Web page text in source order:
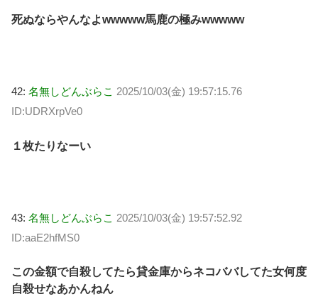
死ぬならやんなよwwwww馬鹿の極みwwwww
42: 名無しどんぶらこ 2025/10/03(金) 19:57:15.76
ID:UDRXrpVe0
１枚たりなーい
43: 名無しどんぶらこ 2025/10/03(金) 19:57:52.92
ID:aaE2hfMS0
この金額で自殺してたら貸金庫からネコババしてた女何度
自殺せなあかんねん